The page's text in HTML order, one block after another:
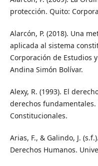
protección. Quito:
Alarcón, P. (2018). Una
aplicada al sistema
Corporación de Estudios
Andina Simón Bolívar.
Alexy, R. (1993). El
derechos
Constitucionales.
Arias, F., & Galindo, J.
Derechos Humanos.